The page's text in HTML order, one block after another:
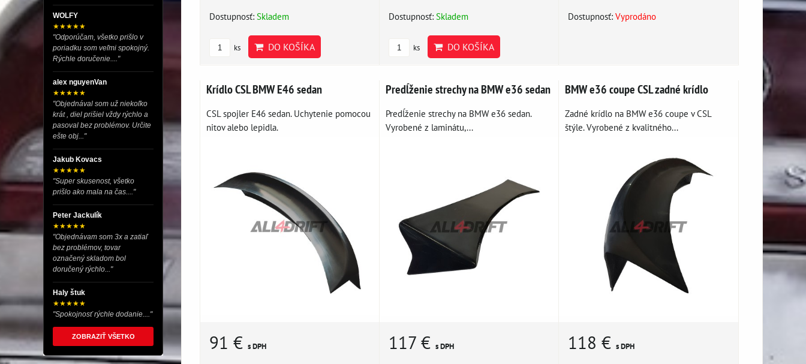
Dostupnosť: Skladem
ks DO KOŠÍKA
Dostupnosť: Skladem
ks DO KOŠÍKA
Dostupnosť:Vyprodáno
Krídlo CSL BMW E46 sedan
CSL spojler E46 sedan. Uchytenie pomocou
nitov alebo lepidla.
91 € s DPH
Predĺženie strechy na BMW e36 sedan
Predĺženie strechy na BMW e36 sedan.
Vyrobené z laminátu,...
117 € s DPH
BMW e36 coupe CSL zadné krídlo
Zadné krídlo na BMW e36 coupe v CSL
štýle. Vyrobené z kvalitného...
118 €s DPH
WOLFY
★★★★★
"Odporúčam, všetko prišlo v
poriadku som veľmi spokojný.
Rýchle doručenie...."
alex nguyenVan
★★★★★
"Objednával som už niekoľko
krát , diel prišiel vždy rýchlo a
pasoval bez problémov. Určite
ešte obj..."
Jakub Kovacs
★★★★★
"Super skusenost, všetko
prišlo ako mala na čas...."
Peter Jackulík
★★★★★
"Objednávam som 3x a zatiaľ
bez problémov, tovar
označený skladom bol
doručený rýchlo..."
Haly štuk
★★★★★
"Spokojnosť rýchle dodanie...."
ZOBRAZIŤ VŠETKO